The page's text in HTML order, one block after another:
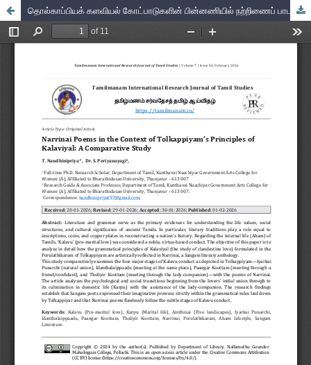
தொல்காப்பியக் களவியல் கோட்பாடுகளின் பின்னணியில் நற்றிணைப் பாடல்கள்: ஓர் ஒப்பீட்டு ஆய்வு